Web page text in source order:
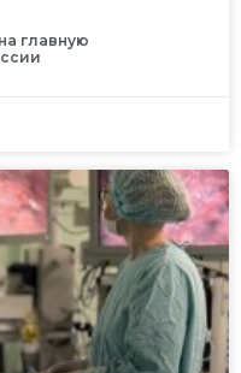
главную